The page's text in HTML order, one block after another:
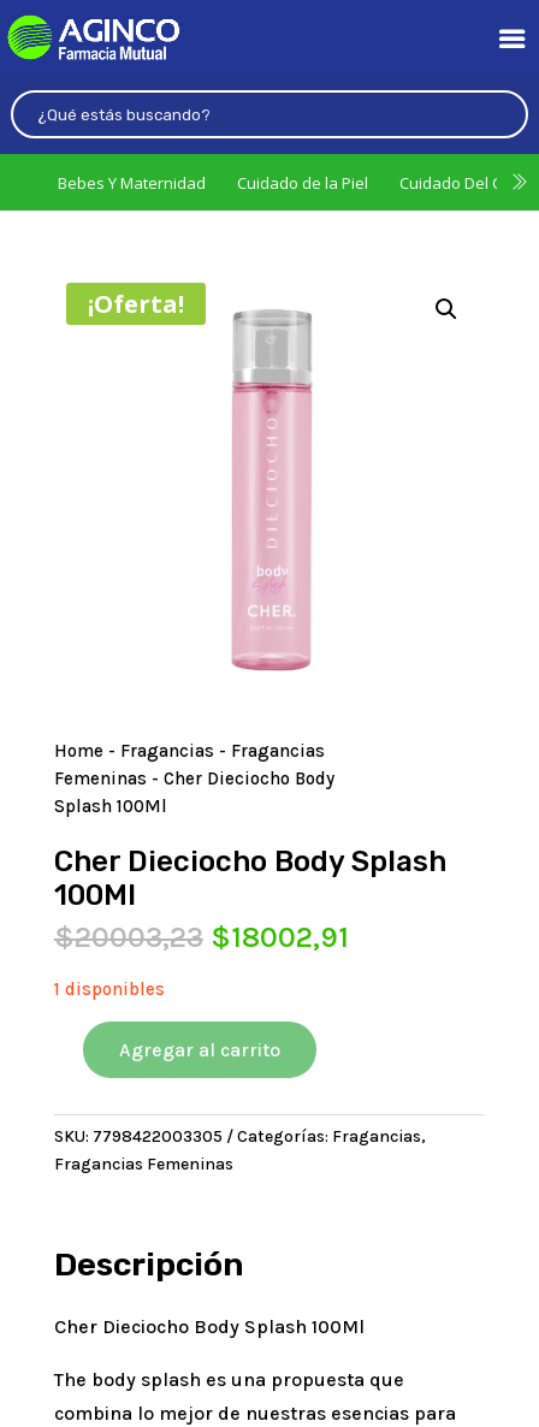
Bebes Y Maternidad Cuidado de la Piel Cuidado Del
¡Oferta!
Home - Fragancias - Fragancias
Femeninas - Cher Dieciocho Body
Splash 100Ml
Cher Dieciocho Body Splash
100Ml
$20003,23 El
era:
$20003,23.
$18002,91
1 disponibles
Cher
Body
Splash
100Ml
Agregar al carrito
SKU: 7798422003305 Categorías: Fragancias,
Fragancias Femeninas
Descripción
Cher Dieciocho Body Splash 100Ml
The body splash es una propuesta que
combina lo mejor de nuestras esencias para